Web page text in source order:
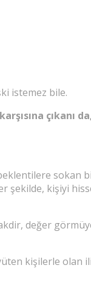
istemez bile.
çıkanı
sokan
şekilde, kişiyi
değer
kişilerle olan